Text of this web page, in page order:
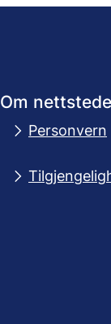
Om
Personvern